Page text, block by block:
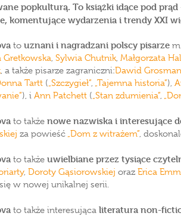
popkulturą. To książki idące pod
komentujące wydarzenia i trendy XXI
to uznani i nagradzani polscy pisarze
Gretkowska, Sylwia Chutnik, Małgorzata
, a także pisarze zagraniczni:Dawid Grosman
Tartt („Szczygieł”, „Tajemna historia”),
), i Ann Patchett („Stan zdumienia”,
to także nowe nazwiska i interesujące
za powieść „Dom z witrażem”,
to także uwielbiane przez tysiące
, Doroty Gąsiorowskiej oraz Erica
w nowej unikalnej serii.
to także interesująca literatura non-